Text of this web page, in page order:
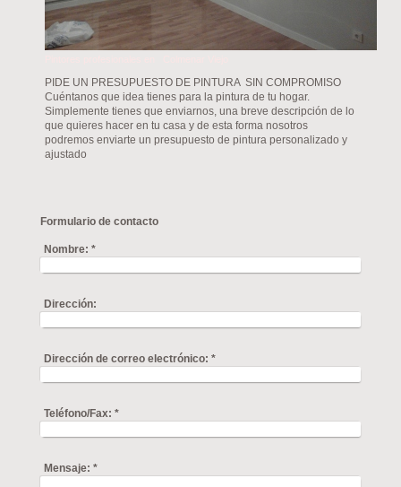
PIDE UN PRESUPUESTO DE PINTURA SIN COMPROMISO
Cuéntanos que idea tienes para la pintura de tu hogar.
Simplemente tienes que enviarnos, una breve descripción de lo
que quieres hacer en tu casa y de esta forma nosotros
podremos enviarte un presupuesto de pintura personalizado y
ajustado
Formulario de contacto
Nombre: *
Dirección:
Dirección de correo electrónico: *
Teléfono/Fax: *
Mensaje: *